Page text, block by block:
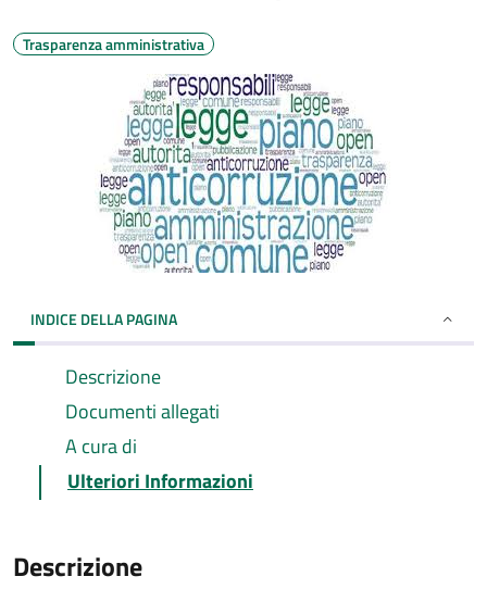
Trasparenza amministrativa
INDICE DELLA PAGINA
Descrizione
Documenti allegati
A cura di
Ulteriori Informazioni
Descrizione